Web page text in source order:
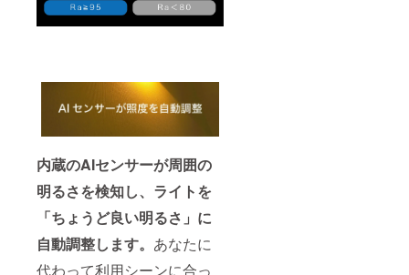
内蔵のAIセンサーが周囲の
明るさを検知し、ライトを
「ちょうど良い明るさ」に
自動調整します。 あなたに
代わって利用シーンに合っ